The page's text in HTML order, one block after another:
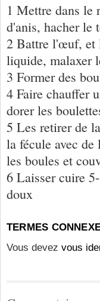
1 Mettre dans le
d'anis, hacher le
2 Battre l'œuf, et
liquide, malaxer
3 Former des
4 Faire chauffer
dorer les
5 Les retirer de
la fécule avec de
les boules et
6 Laisser cuire
doux
TERMES
Vous devez vous